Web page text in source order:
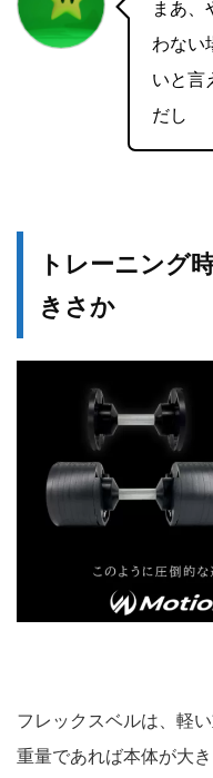
まあ、
わない
いと言
だし
トレーニング
きさか
フレックスベルは、軽
重量であれば本体が大